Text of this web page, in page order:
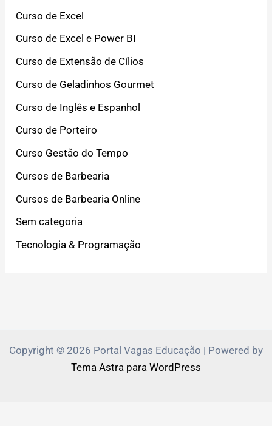
Curso de Excel
Curso de Excel e Power BI
Curso de Extensão de Cílios
Curso de Geladinhos Gourmet
Curso de Inglês e Espanhol
Curso de Porteiro
Curso Gestão do Tempo
Cursos de Barbearia
Cursos de Barbearia Online
Sem categoria
Tecnologia & Programação
Copyright © 2026 Portal Vagas Educação | Powered by
Tema Astra para WordPress